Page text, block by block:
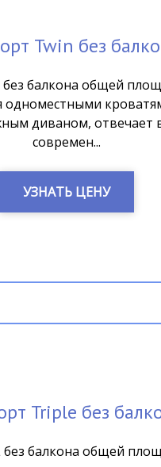
Twin без
балкона общей
одноместными
диваном, отвечает
современ...
УЗНАТЬ ЦЕНУ
Triple без
без балкона общей